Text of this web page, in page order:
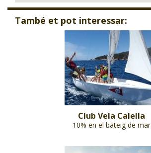
També et pot interessar:
Club Vela Calella
10% en el bateig de mar